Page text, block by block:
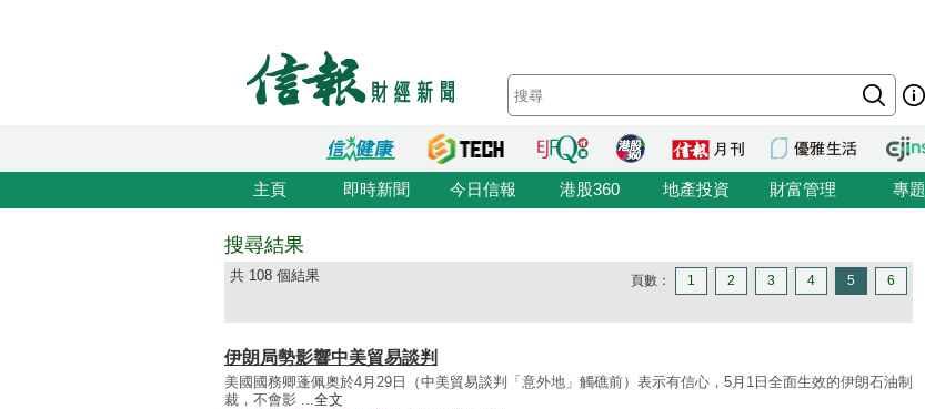
主頁 即時新聞 今日信報 港股360 地產投資 財富管理 專題
搜尋結果
共 108 個結果 頁數： 1 2 3 4 5 6
伊朗局勢影響中美貿易談判
美國國務卿蓬佩奧於4月29日（中美貿易談判「意外地」觸礁前）表示有信心，5月1日全面生效的伊朗石油制
裁，不會影 ...全文